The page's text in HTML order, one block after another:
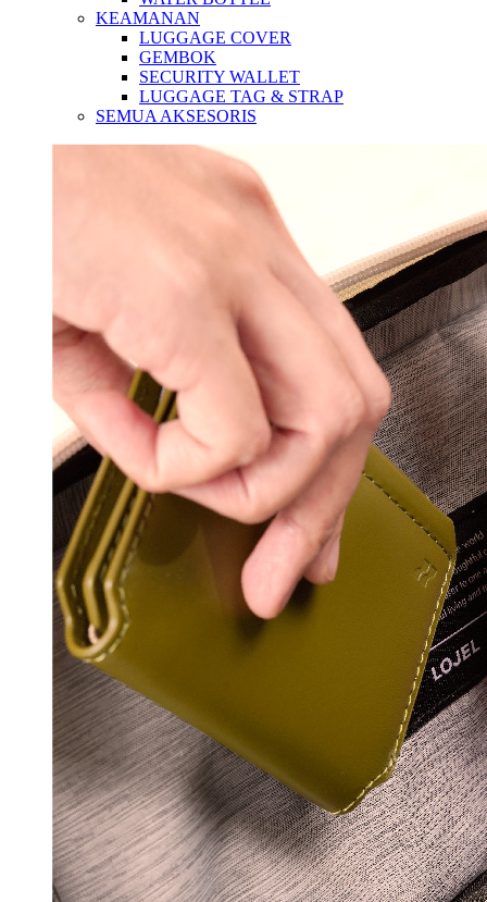
KEAMANAN
LUGGAGE COVER
GEMBOK
SECURITY WALLET
LUGGAGE TAG & STRAP
SEMUA AKSESORIS